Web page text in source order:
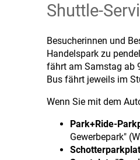
Shuttle-
Besucherinnen und
Handelspark zu
fährt am Samstag ab
Bus fährt jeweils im
Wenn Sie mit dem
Park+Ride-
Gewerbepark"